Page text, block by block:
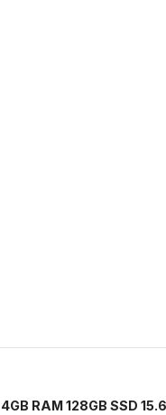
RAM 128GB SSD